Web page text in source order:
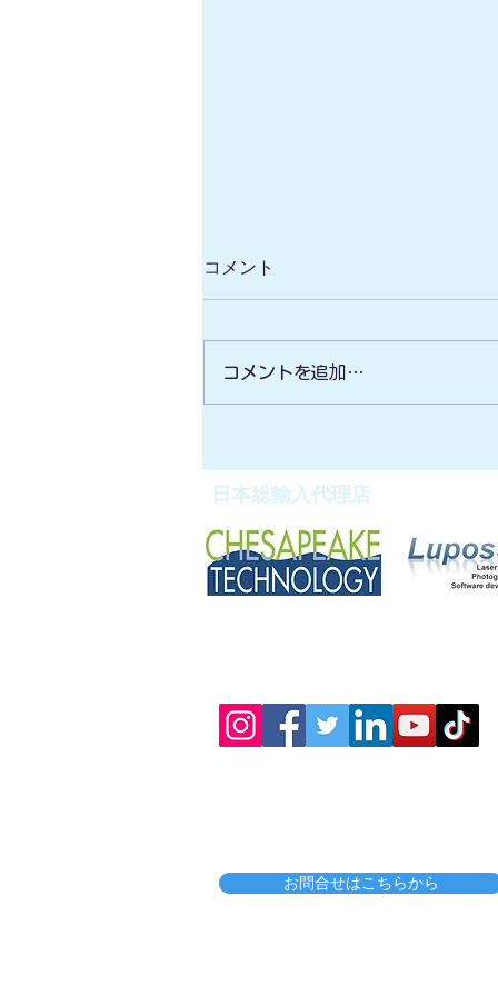
性能水中ドローン/安価な測
深・サイドスキャンソナー】
催ご案内
コメント
コメントを追加…
日本総輸入代理店
お問合せはこちらから